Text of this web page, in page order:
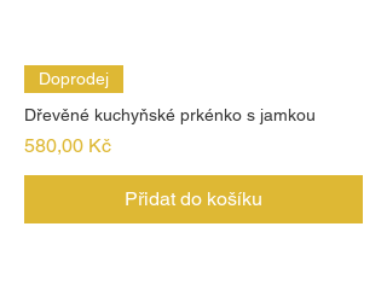
Doprodej
Dřevěné kuchyňské prkénko s jamkou
Cena
580,00 Kč
Přidat do košíku